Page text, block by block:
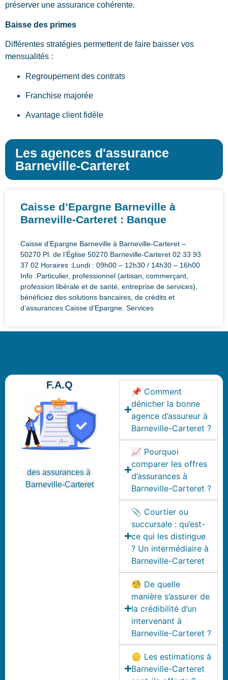
préserver une assurance cohérente.
Baisse des primes
Différentes stratégies permettent de faire baisser vos
mensualités :
Regroupement des contrats
Franchise majorée
Avantage client fidèle
Les agences d'assurance
Barneville-Carteret
Caisse d’Epargne Barneville à
Barneville-Carteret : Banque
Caisse d’Epargne Barneville à Barneville-Carteret –
50270 Pl. de l’Église 50270 Barneville-Carteret 02 33 93
37 02 Horaires :Lundi : 09h00 – 12h30 / 14h30 – 16h00
Info :Particulier, professionnel (artisan, commerçant,
profession libérale et de santé, entreprise de services),
bénéficiez des solutions bancaires, de crédits et
d’assurances Caisse d’Epargne. Services
F.A.Q
des assurances à
Barneville-Carteret
📌 Comment
dénicher la bonne
agence d’assureur à
Barneville-Carteret ?
📈 Pourquoi
comparer les offres
d’assurances à
Barneville-Carteret ?
📎 Courtier ou
succursale : qu’est-
ce qui les distingue
? Un intermédiaire à
Barneville-Carteret
🧐 De quelle
manière s’assurer de
la crédibilité d’un
intervenant à
Barneville-Carteret ?
🪙 Les estimations à
Barneville-Carteret